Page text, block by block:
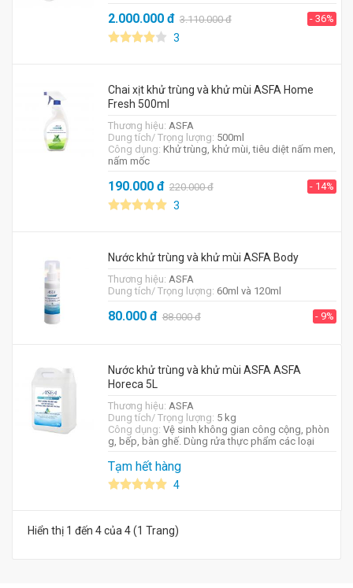
2.000.000đ 3.110.000đ - 36%
3
Chai xịt khử trùng và khử mùi ASFA Home
Fresh 500ml
Thương hiệu: ASFA
Dung tích/ Trọng lượng: 500ml
Công dụng: Khử trùng, khử mùi, tiêu diệt nấm men,
nấm mốc
190.000đ 220.000đ - 14%
3
Nước khử trùng và khử mùi ASFA Body
Thương hiệu: ASFA
Dung tích/ Trọng lượng: 60ml và 120ml
80.000đ 88.000đ - 9%
Nước khử trùng và khử mùi ASFA ASFA
Horeca 5L
Thương hiệu: ASFA
Dung tích/ Trọng lượng: 5 kg
Công dụng: Vệ sinh không gian công cộng, phòn
g, bếp, bàn ghế. Dùng rửa thực phẩm các loại
Tạm hết hàng
4
Hiển thị 1 đến 4 của 4 (1 Trang)